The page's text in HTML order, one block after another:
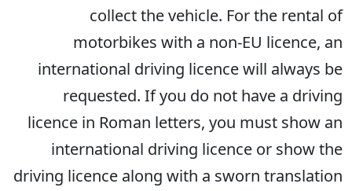
collect the vehicle. For the rental of
motorbikes with a non-EU licence, an
international driving licence will always be
requested. If you do not have a driving
licence in Roman letters, you must show an
international driving licence or show the
driving licence along with a sworn translation